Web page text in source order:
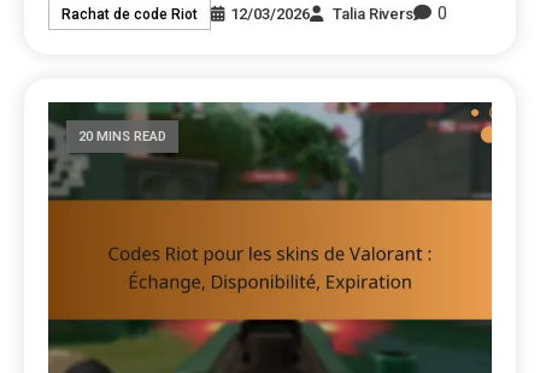
Rachat de code Riot 12/03/2026 Talia Rivers 0
20 MINS READ